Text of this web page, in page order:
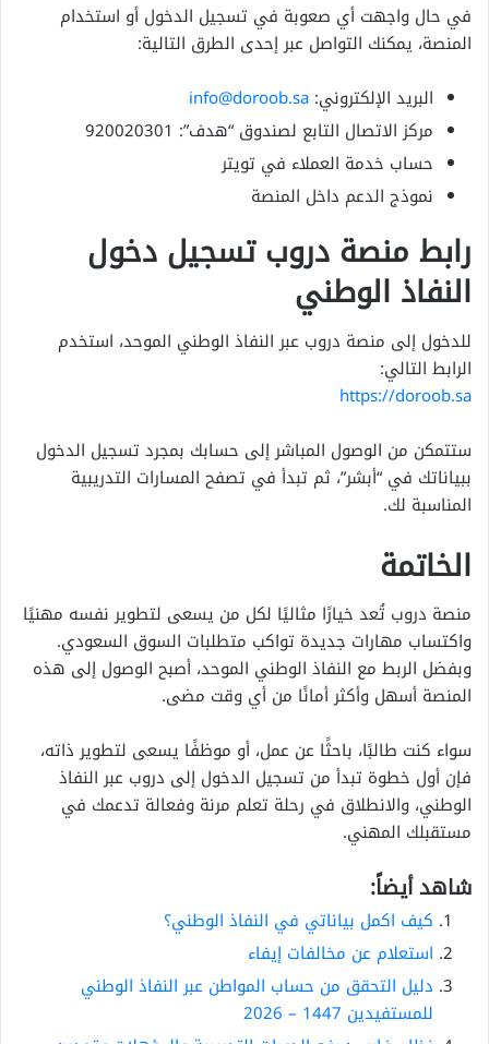
في حال واجهت أي صعوبة في تسجيل الدخول أو استخدام
المنصة، يمكنك التواصل عبر إحدى الطرق التالية:
البريد الإلكتروني: info@doroob.sa
مركز الاتصال التابع لصندوق “هدف”: 920020301
حساب خدمة العملاء في تويتر
نموذج الدعم داخل المنصة
رابط منصة دروب تسجيل دخول
النفاذ الوطني
للدخول إلى منصة دروب عبر النفاذ الوطني الموحد، استخدم
الرابط التالي:
https://doroob.sa
ستتمكن من الوصول المباشر إلى حسابك بمجرد تسجيل الدخول
ببياناتك في “أبشر”، ثم تبدأ في تصفح المسارات التدريبية
المناسبة لك.
الخاتمة
منصة دروب تُعد خيارًا مثاليًا لكل من يسعى لتطوير نفسه مهنيًا
واكتساب مهارات جديدة تواكب متطلبات السوق السعودي.
وبفضل الربط مع النفاذ الوطني الموحد، أصبح الوصول إلى هذه
المنصة أسهل وأكثر أمانًا من أي وقت مضى.
سواء كنت طالبًا، باحثًا عن عمل، أو موظفًا يسعى لتطوير ذاته،
فإن أول خطوة تبدأ من تسجيل الدخول إلى دروب عبر النفاذ
الوطني، والانطلاق في رحلة تعلم مرنة وفعالة تدعمك في
مستقبلك المهني.
شاهد أيضاً:
كيف اكمل بياناتي في النفاذ الوطني؟
استعلام عن مخالفات إيفاء
دليل التحقق من حساب المواطن عبر النفاذ الوطني
للمستفيدين 1447 – 2026